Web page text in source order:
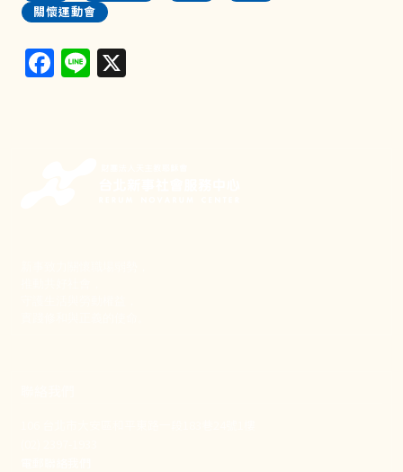
關懷運動會
Facebook
Line